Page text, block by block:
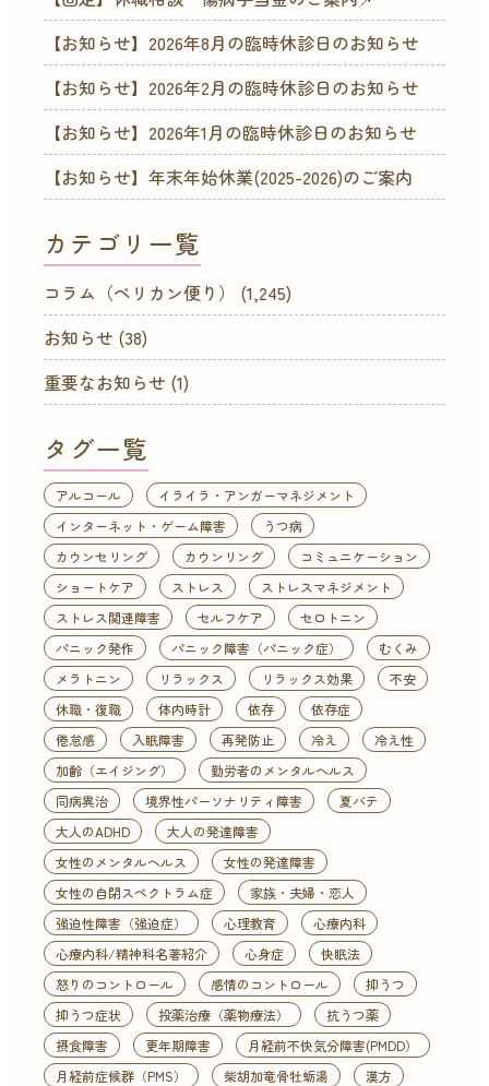
【お知らせ】2026年8月の臨時休診日のお知らせ
【お知らせ】2026年2月の臨時休診日のお知らせ
【お知らせ】2026年1月の臨時休診日のお知らせ
【お知らせ】年末年始休業(2025-2026)のご案内
カテゴリ一覧
コラム（ペリカン便り）
(1,245)
お知らせ (38)
重要なお知らせ (1)
タグ一覧
アルコール
イライラ・アンガーマネジメント
インターネット・ゲーム障害
うつ病
カウンセリング
カウンリング
コミュニケーション
ショートケア
ストレス
ストレスマネジメント
ストレス関連障害
セルフケア
セロトニン
パニック発作
パニック障害（パニック症）
むくみ
メラトニン
リラックス リラックス効果
不安
休職・復職
体内時計 依存
依存症
倦怠感
入眠障害 再発防止 冷え
冷え性
加齢（エイジング）
勤労者のメンタルヘルス
同病異治
境界性パーソナリティ障害
夏バテ
大人のADHD
大人の発達障害
女性のメンタルヘルス
女性の発達障害
女性の自閉スペクトラム症
家族・夫婦・恋人
強迫性障害（強迫症）
心理教育
心療内科
心療内科/精神科名著紹介
心身症
快眠法
怒りのコントロール
感情のコントロール
抑うつ
抑うつ症状
投薬治療（薬物療法）
抗うつ薬
摂食障害
更年期障害
月経前不快気分障害(PMDD）
月経前症候群（PMS）
柴胡加竜骨牡蛎湯
漢方